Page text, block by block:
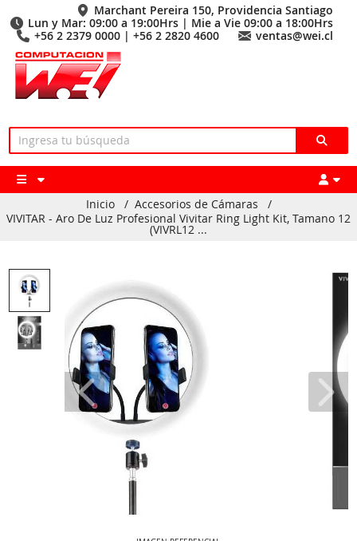
Marchant Pereira 150, Providencia Santiago
Lun y Mar: 09:00 a 19:00Hrs | Mie a Vie 09:00 a 18:00Hrs
+56 2 2379 0000 | +56 2 2820 4600
ventas@wei.cl
Inicio / Accesorios de Cámaras
/
VIVITAR - Aro De Luz Profesional Vivitar Ring Light Kit, Tamano 12
(VIVRL12 ...